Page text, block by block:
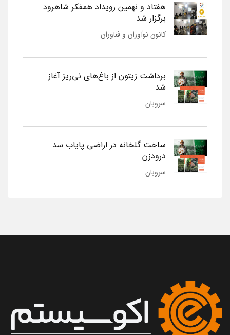
هفتاد و نهمین رویداد همفکر شاهرود
برگزار شد
کانون نوآوران و فناوران
برداشت زیتون از باغ‌های نی‌ریز آغاز
شد
سروبان
ساخت گلخانه در اراضی پایاب سد
درودزن
سروبان